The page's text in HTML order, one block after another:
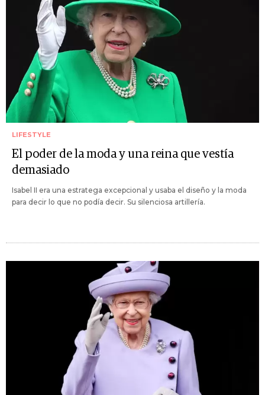
LIFESTYLE
El poder de la moda y una reina que vestía
demasiado
Isabel II era una estratega excepcional y usaba el diseño y la moda
para decir lo que no podía decir. Su silenciosa artillería.